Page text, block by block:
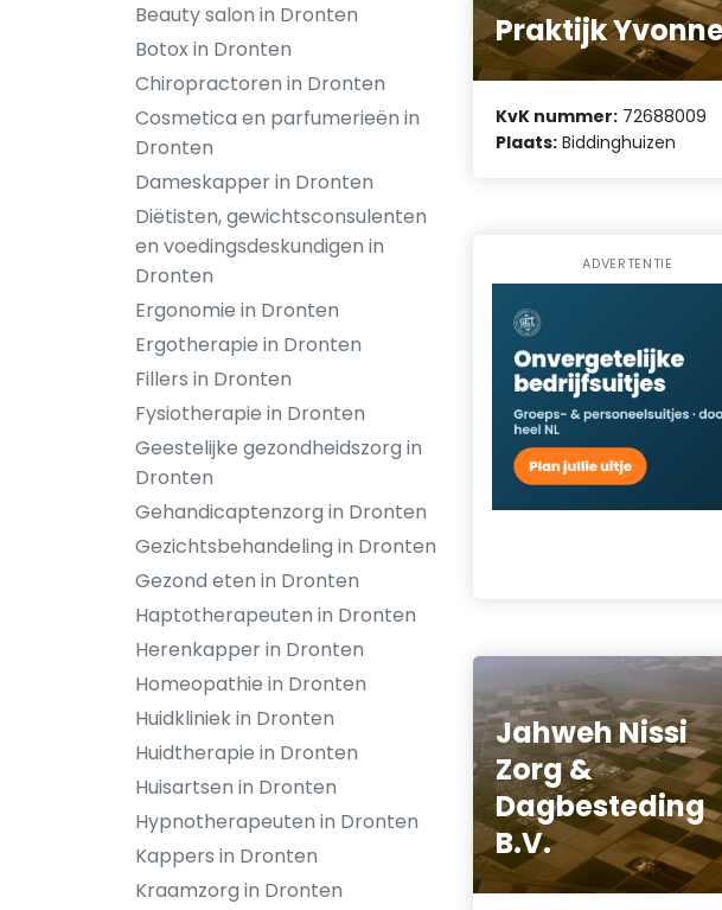
Beauty salon in Dronten
Botox in Dronten
Chiropractoren in Dronten
Cosmetica en parfumerieën in
Dronten
Dameskapper in Dronten
Diëtisten, gewichtsconsulenten
en voedingsdeskundigen in
Dronten
Ergonomie in Dronten
Ergotherapie in Dronten
Fillers in Dronten
Fysiotherapie in Dronten
Geestelijke gezondheidszorg in
Dronten
Gehandicaptenzorg in Dronten
Gezichtsbehandeling in Dronten
Gezond eten in Dronten
Haptotherapeuten in Dronten
Herenkapper in Dronten
Homeopathie in Dronten
Huidkliniek in Dronten
Huidtherapie in Dronten
Huisartsen in Dronten
Hypnotherapeuten in Dronten
Kappers in Dronten
Kraamzorg in Dronten
Praktijk
KvK nummer: 72688009
Plaats: Biddinghuizen
ADVERTENTIE
Jahweh Nissi
Zorg &
Dagbesteding
B.V.